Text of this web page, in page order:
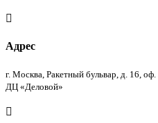

Адрес
г. Москва, Ракетный бульвар, д. 16, оф.
ДЦ «Деловой»
